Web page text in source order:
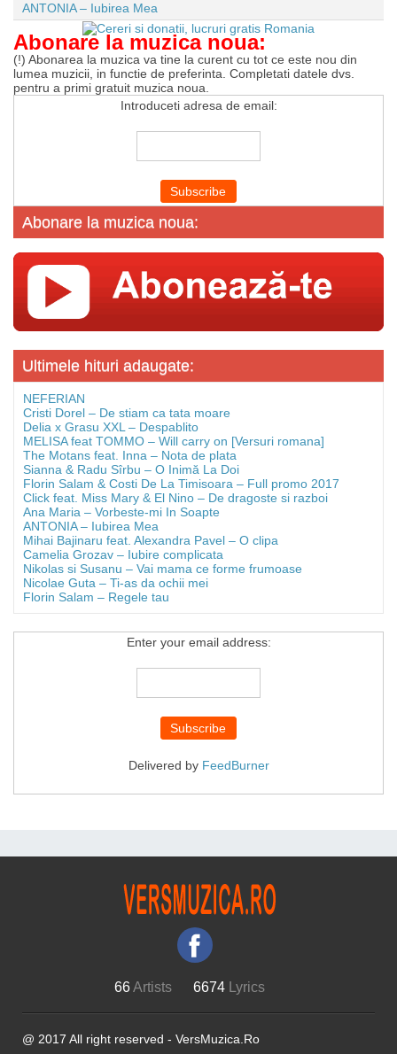
ANTONIA – Iubirea Mea
Abonare la muzica noua:
(!) Abonarea la muzica va tine la curent cu tot ce este nou din
lumea muzicii, in functie de preferinta. Completati datele dvs.
pentru a primi gratuit muzica noua.
Introduceti adresa de email:
Abonare la muzica noua:
Ultimele hituri adaugate:
NEFERIAN
Cristi Dorel – De stiam ca tata moare
Delia x Grasu XXL – Despablito
MELISA feat TOMMO – Will carry on [Versuri romana]
The Motans feat. Inna – Nota de plata
Sianna & Radu Sîrbu – O Inimă La Doi
Florin Salam & Costi De La Timisoara – Full promo 2017
Click feat. Miss Mary & El Nino – De dragoste si razboi
Ana Maria – Vorbeste-mi In Soapte
ANTONIA – Iubirea Mea
Mihai Bajinaru feat. Alexandra Pavel – O clipa
Camelia Grozav – Iubire complicata
Nikolas si Susanu – Vai mama ce forme frumoase
Nicolae Guta – Ti-as da ochii mei
Florin Salam – Regele tau
Enter your email address:
Delivered by FeedBurner
66Artists 6674 Lyrics
@ 2017 All right reserved - VersMuzica.Ro